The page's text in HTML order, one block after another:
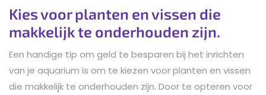
Kies voor planten en vissen die
makkelijk te onderhouden zijn.
Een handige tip om geld te besparen bij het inrichten
van je aquarium is om te kiezen voor planten en vissen
die makkelijk te onderhouden zijn. Door te opteren voor